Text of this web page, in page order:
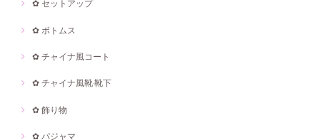
✿ セットアップ
✿ ボトムス
✿ チャイナ風コート
✿ チャイナ風靴·靴下
✿ 飾り物
✿ パジャマ